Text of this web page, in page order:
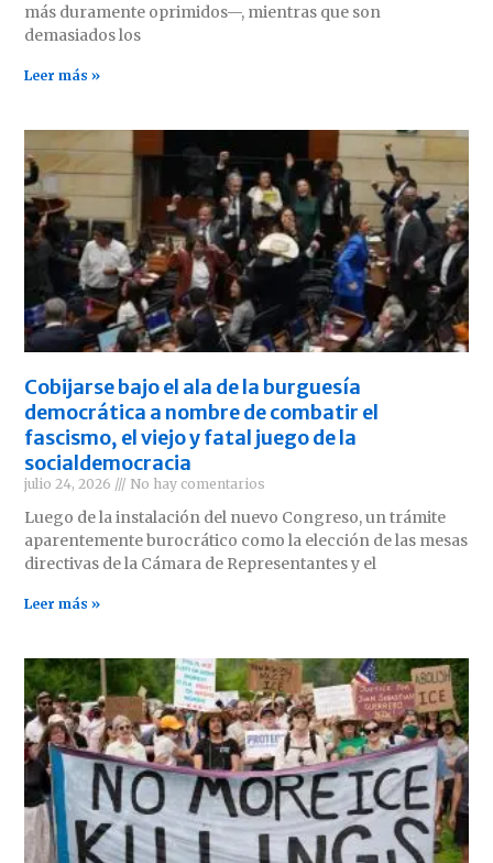
más duramente oprimidos—, mientras que son
demasiados los
Leer más »
Cobijarse bajo el ala de la burguesía
democrática a nombre de combatir el
fascismo, el viejo y fatal juego de la
socialdemocracia
julio 24, 2026 No hay comentarios
Luego de la instalación del nuevo Congreso, un trámite
aparentemente burocrático como la elección de las mesas
directivas de la Cámara de Representantes y el
Leer más »